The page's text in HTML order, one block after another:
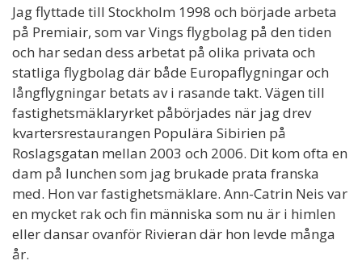
Jag flyttade till Stockholm 1998 och började arbeta
på Premiair, som var Vings flygbolag på den tiden
och har sedan dess arbetat på olika privata och
statliga flygbolag där både Europaflygningar och
långflygningar betats av i rasande takt. Vägen till
fastighetsmäklaryrket påbörjades när jag drev
kvartersrestaurangen Populära Sibirien på
Roslagsgatan mellan 2003 och 2006. Dit kom ofta en
dam på lunchen som jag brukade prata franska
med. Hon var fastighetsmäklare. Ann-Catrin Neis var
en mycket rak och fin människa som nu är i himlen
eller dansar ovanför Rivieran där hon levde många
år.